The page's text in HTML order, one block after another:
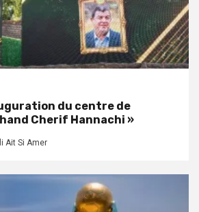
du centre de
Cherif Hannachi »
Ait Si Amer